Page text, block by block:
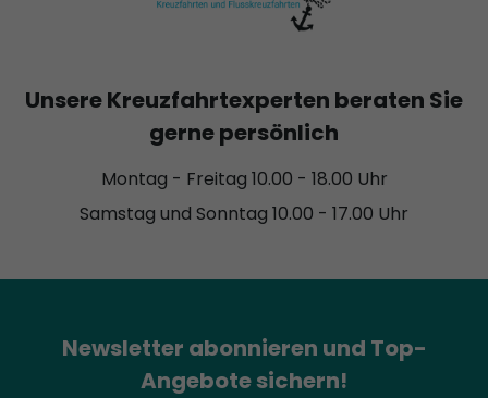
Unsere Kreuzfahrtexperten beraten Sie
gerne persönlich
Montag - Freitag 10.00 - 18.00 Uhr
Samstag und Sonntag 10.00 - 17.00 Uhr
Newsletter abonnieren und Top-
Angebote sichern!